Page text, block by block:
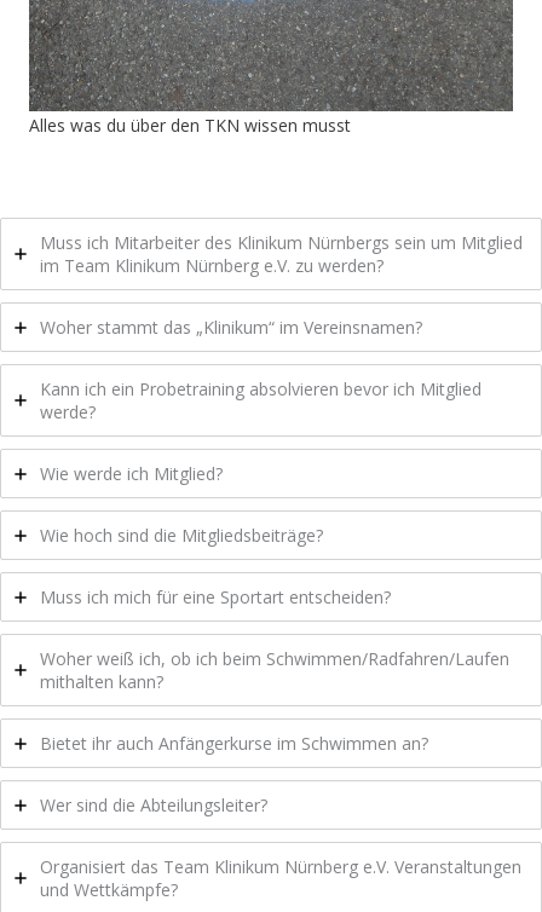
Alles was du über den TKN wissen musst
Muss ich Mitarbeiter des Klinikum Nürnbergs sein um Mitglied
im Team Klinikum Nürnberg e.V. zu werden?
Woher stammt das „Klinikum“ im Vereinsnamen?
Kann ich ein Probetraining absolvieren bevor ich Mitglied
werde?
Wie werde ich Mitglied?
Wie hoch sind die Mitgliedsbeiträge?
Muss ich mich für eine Sportart entscheiden?
Woher weiß ich, ob ich beim Schwimmen/Radfahren/Laufen
mithalten kann?
Bietet ihr auch Anfängerkurse im Schwimmen an?
Wer sind die Abteilungsleiter?
Organisiert das Team Klinikum Nürnberg e.V. Veranstaltungen
und Wettkämpfe?